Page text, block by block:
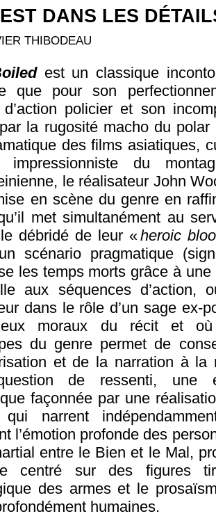
DANS LES
THIBODEAU
est un classique
que pour son
d’action policier et son
la rugosité macho du
des films asiatiques,
du
le réalisateur John
en scène du genre en
met simultanément au
débridé de leur «heroic
scénario pragmatique
les temps morts grâce à
aux séquences d’action,
dans le rôle d’un sage ex-
moraux du récit et où
du genre permet de
et de la narration à la
de ressenti, une
façonnée par une
qui narrent
l’émotion profonde des
entre le Bien et le Mal,
centré sur des figures
des armes et le
humaines.